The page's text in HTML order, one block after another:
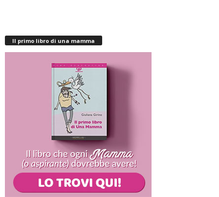
Il primo libro di una mamma